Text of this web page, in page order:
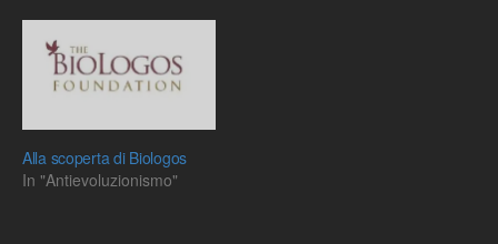
vita non sono un prodotto
del caso e dell’errore…
Alla scoperta di Biologos
In "Antievoluzionismo"